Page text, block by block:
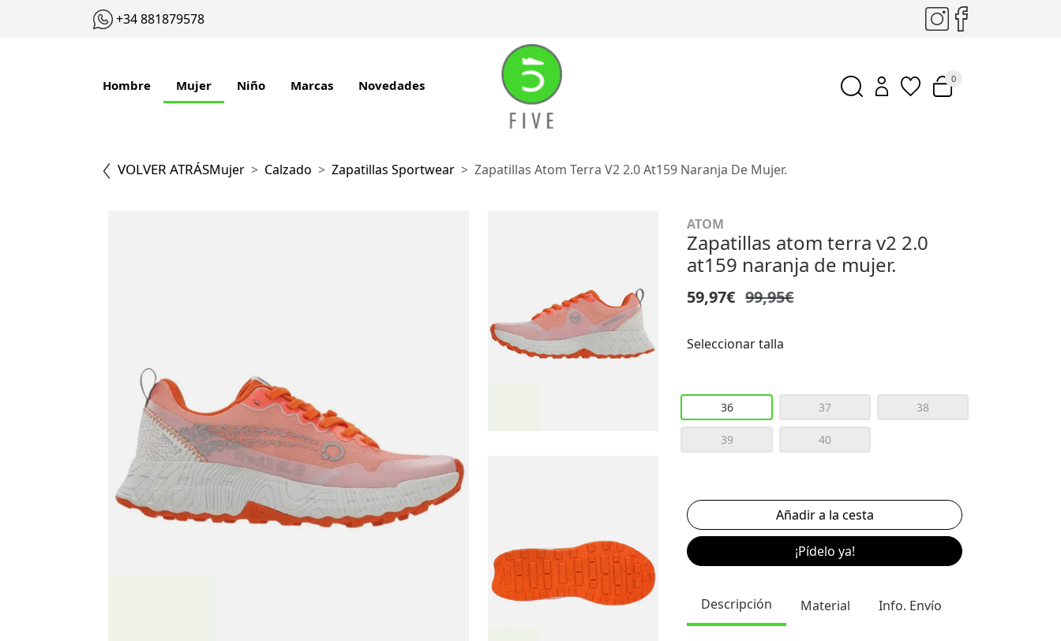
+34 881879578
Hombre Mujer Niño Marcas Novedades 0
VOLVER ATRÁSMujer Calzado Zapatillas Sportwear Zapatillas Atom Terra V2 2.0 At159 Naranja De Mujer.
ATOM
Zapatillas atom terra v2 2.0
at159 naranja de mujer.
59,97€ 99,95€
Seleccionar talla
36 37 38
39 40
¡Pídelo ya!
Descripción Material Info. Envío